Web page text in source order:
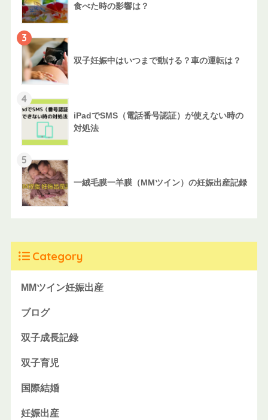
食べた時の影響は？
3
双子妊娠中はいつまで動ける？車の運転は？
4
iPadでSMS（電話番号認証）が使えない時の
対処法
5
一絨毛膜一羊膜（MMツイン）の妊娠出産記録
Category
MMツイン妊娠出産
ブログ
双子成長記録
双子育児
国際結婚
妊娠出産